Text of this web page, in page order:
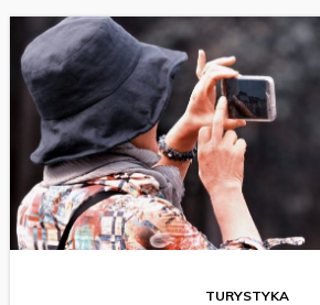
TURYSTYKA